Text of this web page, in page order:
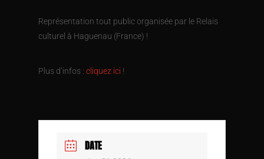
Représentation tout public organisée par le Relais
culturel à Haguenau (France) !
Plus d’infos : cliquez ici !
DATE